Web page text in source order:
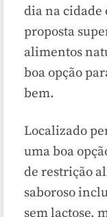
dia na cidade
proposta
alimentos
boa opção
bem.
Localizado
uma boa
de restrição
saboroso
sem lactose,